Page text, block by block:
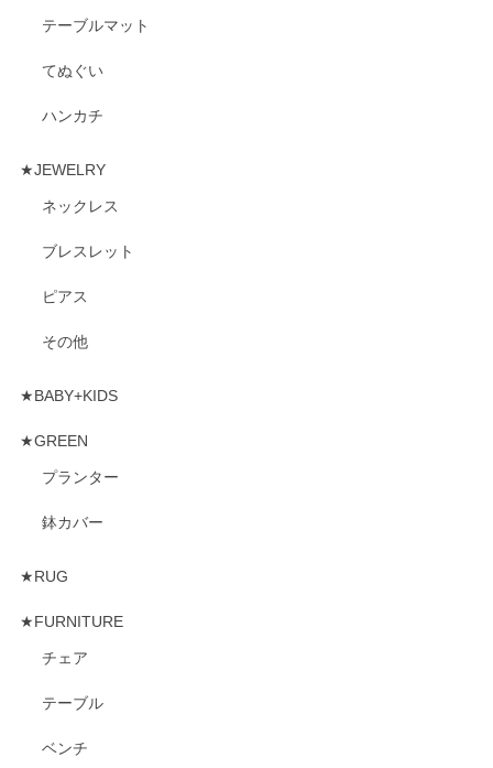
テーブルマット
てぬぐい
ハンカチ
★JEWELRY
ネックレス
ブレスレット
ピアス
その他
★BABY+KIDS
★GREEN
プランター
鉢カバー
★RUG
★FURNITURE
チェア
テーブル
ベンチ